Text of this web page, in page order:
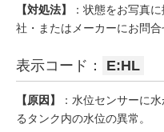
【対処法】
：状態をお写真
社・またはメーカーにお問合
表示コード： E:HL
【原因】
：水位センサーに
るタンク内の水位の異常。